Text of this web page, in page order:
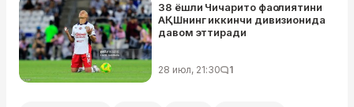
38 ёшли Чичарито фаолиятини
АҚШнинг иккинчи дивизионида
давом эттиради
28 июл, 21:30 1